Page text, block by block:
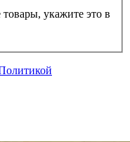
укажите это в